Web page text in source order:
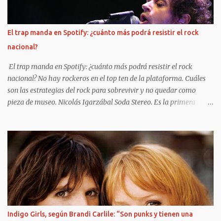
vuelta el espíritu que dominaba la época, a partir de
descontracturadas charlas plagadas de anécdotas con testigos
privilegiados de esa escena. "1980 y Rock" es el nombre de esta
serie de nueve capítulos de alrededor de 45 minutos cada uno,
disponible de manera gratuita en YouTube (en el canal Mil
Novecientos Ochenta y Rock) y en formato de podcast en Spotify...
El trap manda en Spotify: ¿cuánto más podrá resistir el rock
nacional?
El trap manda en Spotify: ¿cuánto más podrá resistir el rock
nacional? No hay rockeros en el top ten de la plataforma. Cuáles
son las estrategias del rock para sobrevivir y no quedar como
pieza de museo. Nicolás Igarzábal Soda Stereo. Es la primera
resistir-rock-nacional-_0_eQVu9ppQoO.html Bizarrap (Ramos
Mejía, 1998) es el músico argentino del momento. Tiene éxito en
todo el mundo gracias a hits con ritmo de hip hop que compone
para estrellas de la música hispana, desde Residente y J Balvin
hasta Nathy Peluso y Nicki Nicole. Pero este año logró algo que
espantaría a cualquier rockero argentino: salir en la tapa de la
revista sobre finanzas más famosa, Forbes, como una de las
Indigo Girls, según Brandi Carlile: “Son punks y tienen una